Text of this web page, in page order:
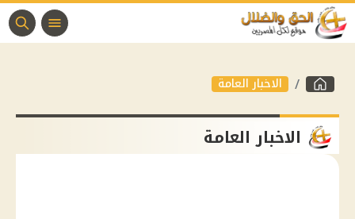
الاخبار العامة
الاخبار العامة